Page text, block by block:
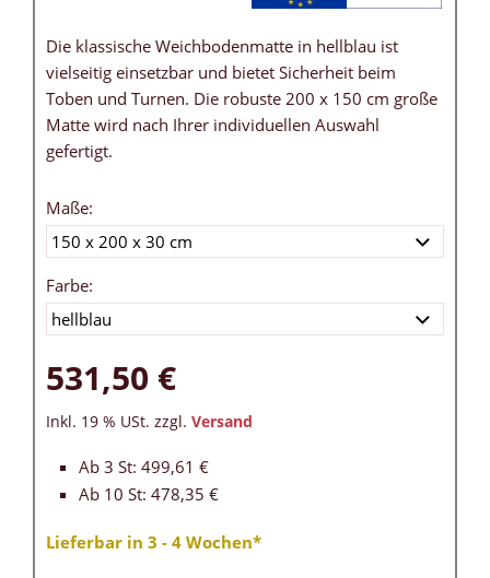
Die klassische Weichbodenmatte in hellblau ist
vielseitig einsetzbar und bietet Sicherheit beim
Toben und Turnen. Die robuste 200 x 150 cm große
Matte wird nach Ihrer individuellen Auswahl
gefertigt.
Maße:
Farbe:
531,50 €
Inkl. 19 % USt. zzgl. Versand
Ab 3 St: 499,61 €
Ab 10 St: 478,35 €
Lieferbar in 3 - 4 Wochen*